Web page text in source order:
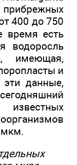
400 до 750
есть
водоросль
имеющая,
и
данные,
мкм.